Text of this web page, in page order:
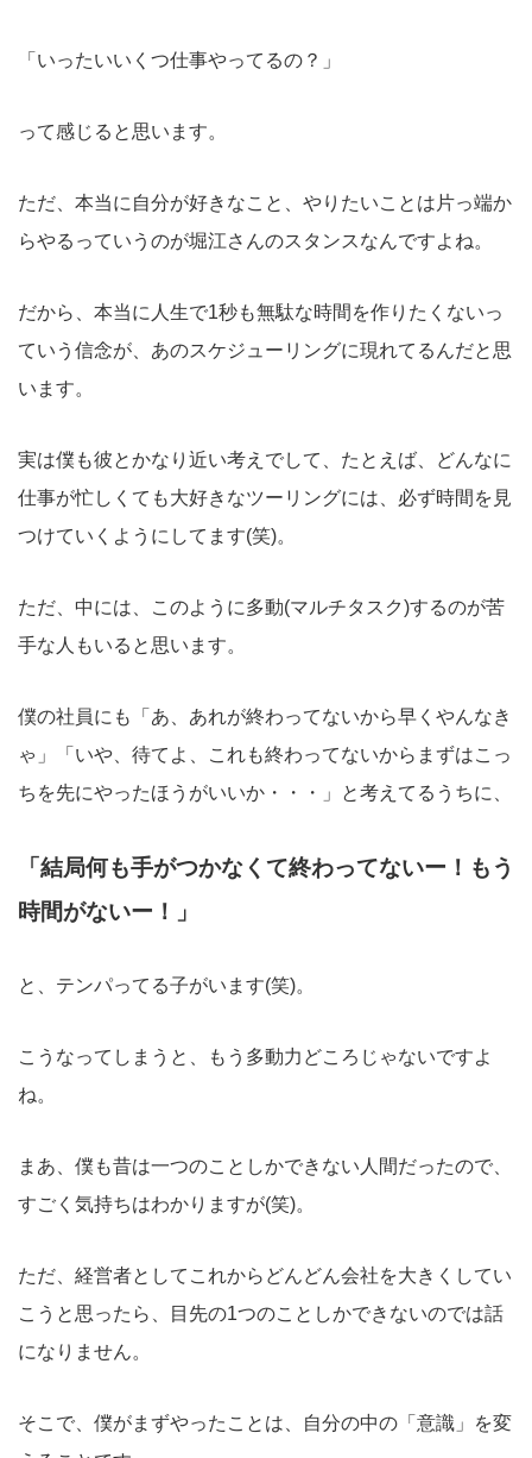
「いったいいくつ仕事やってるの？」
って感じると思います。
ただ、本当に自分が好きなこと、やりたいことは片っ端か
らやるっていうのが堀江さんのスタンスなんですよね。
だから、本当に人生で1秒も無駄な時間を作りたくないっ
ていう信念が、あのスケジューリングに現れてるんだと思
います。
実は僕も彼とかなり近い考えでして、たとえば、どんなに
仕事が忙しくても大好きなツーリングには、必ず時間を見
つけていくようにしてます(笑)。
ただ、中には、このように多動(マルチタスク)するのが苦
手な人もいると思います。
僕の社員にも「あ、あれが終わってないから早くやんなき
ゃ」「いや、待てよ、これも終わってないからまずはこっ
ちを先にやったほうがいいか・・・」と考えてるうちに、
「結局何も手がつかなくて終わってないー！もう
時間がないー！」
と、テンパってる子がいます(笑)。
こうなってしまうと、もう多動力どころじゃないですよ
ね。
まあ、僕も昔は一つのことしかできない人間だったので、
すごく気持ちはわかりますが(笑)。
ただ、経営者としてこれからどんどん会社を大きくしてい
こうと思ったら、目先の1つのことしかできないのでは話
になりません。
そこで、僕がまずやったことは、自分の中の「意識」を変